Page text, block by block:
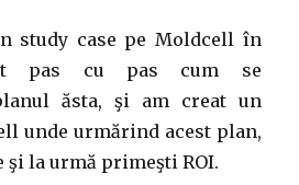
study case pe Moldcell în
pas cu pas cum se
ăsta, şi am creat un
unde urmărind acest plan,
şi la urmă primeşti ROI.